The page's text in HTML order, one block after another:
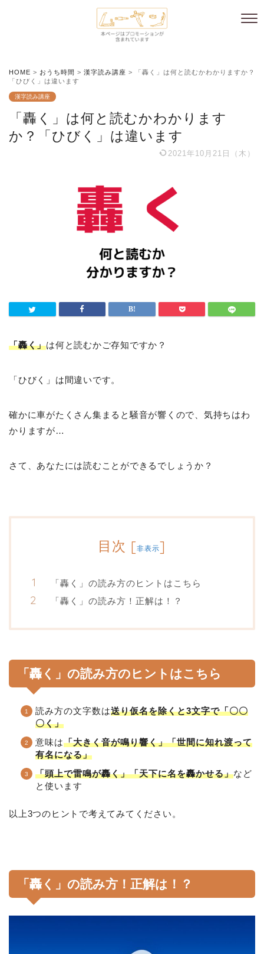
HOME > おうち時間 > 漢字読み講座 >
「轟く」は何と読むかわかりますか？
「ひびく」は違います
漢字読み講座
「轟く」は何と読むかわかります
か？「ひびく」は違います
2021年10月21日（木）
「轟く」は何と読むかご存知ですか？
「ひびく」は間違いです。
確かに車がたくさん集まると騒音が響くので、気持ちはわ
かりますが…
さて、あなたには読むことができるでしょうか？
目次 [非表示]
「轟く」の読み方のヒントはこちら
「轟く」の読み方！正解は！？
「轟く」の読み方のヒントはこちら
読み方の文字数は送り仮名を除くと3文字で「〇〇
〇く」
意味は「大きく音が鳴り響く」「世間に知れ渡って
有名になる」
「頭上で雷鳴が轟く」「天下に名を轟かせる」など
と使います
以上3つのヒントで考えてみてください。
「轟く」の読み方！正解は！？